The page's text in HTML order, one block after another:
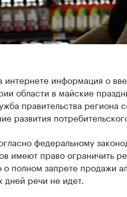
интернете информация о
области в майские
правительства региона
развития
федеральному
имеют право ограничить
полном запрете продажи
дней речи не идет.